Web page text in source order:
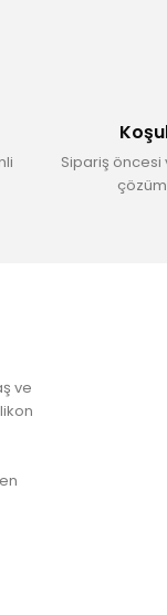
Sipariş öncesi
ve